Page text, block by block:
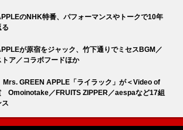
のNHK特番、パフォーマンスやトークで10年
る
が原宿をジャック、竹下通りでミセスBGM／
ア／コラボフードほか
Mrs. GREEN APPLE「ライラック」が＜Video of
Omoinotake／FRUITS ZIPPER／aespaなど17組
ス